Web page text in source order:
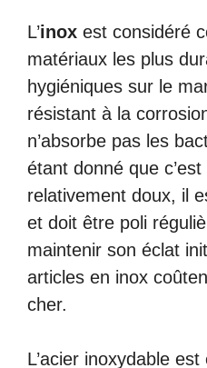
L’inox est considéré
matériaux les plus
hygiéniques sur le
résistant à la
n’absorbe pas les
étant donné que c’est
relativement doux, il
et doit être poli
maintenir son éclat
articles en inox
cher.
L’acier inoxydable